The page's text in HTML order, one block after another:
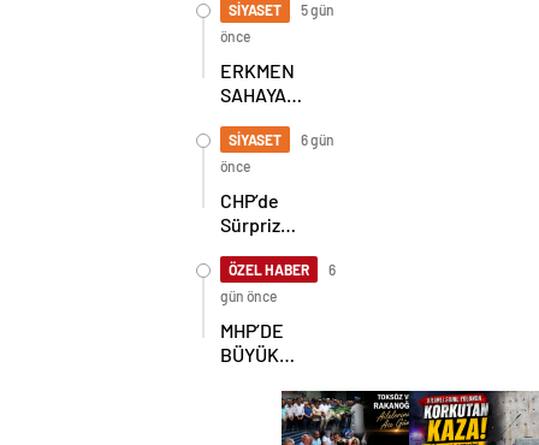
BAŞKAN
SEÇİLDİ
SİYASET
5 gün
önce
ERKMEN
SAHAYA
GÖKÇEBEY
VE
ÇAYCUMA’DA
SİYASET
6 gün
önce
CHP’de
Sürpriz
Başkanlığı
İçin
Beklenen
Hamle Geldi
ÖZEL HABER
6
gün önce
MHP’DE
BÜYÜK